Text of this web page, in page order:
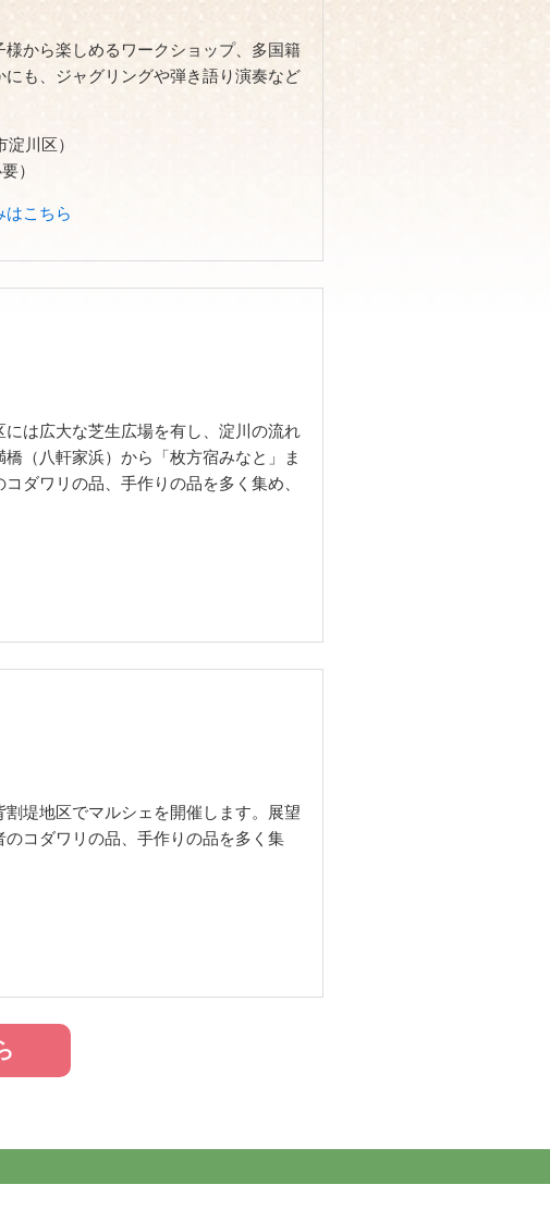
から楽しめるワークショップ、多国籍
も、ジャグリングや弾き語り演奏など
川区）
）
はこちら
は広大な芝生広場を有し、淀川の流れ
（八軒家浜）から「枚方宿みなと」ま
ダワリの品、手作りの品を多く集め、
堤地区でマルシェを開催します。展望
コダワリの品、手作りの品を多く集